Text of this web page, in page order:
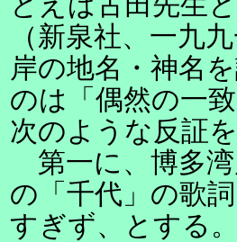
（新泉社、一九
岸の地名・神名
のは「偶然の一
次のような反証
第一に、博多湾
の「千代」の歌
すぎず、とする